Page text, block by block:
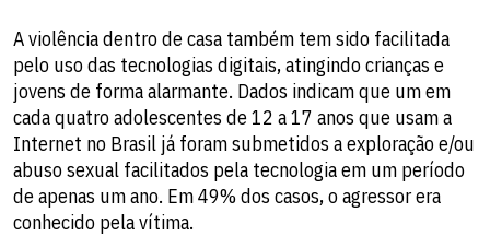
A violência dentro de casa também tem sido facilitada
pelo uso das tecnologias digitais, atingindo crianças e
jovens de forma alarmante. Dados indicam que um em
cada quatro adolescentes de 12 a 17 anos que usam a
Internet no Brasil já foram submetidos a exploração e/ou
abuso sexual facilitados pela tecnologia em um período
de apenas um ano. Em 49% dos casos, o agressor era
conhecido pela vítima.